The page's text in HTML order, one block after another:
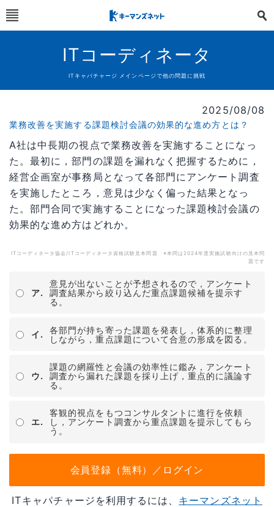
ITコーディネータ
ITキャパチャージ メインページで他の問題に挑戦
2025/08/08
業務改善を実施する課題検討会議の効果的な進め方とは？
A社は中長期の視点で業務改善を実施することになっ
た。最初に，部門の課題を漏れなく把握するために，
経営企画室が事務局となって各部門にアンケート調査
を実施したところ，意見は少なく偏った結果となっ
た。部門合同で実施することになった課題検討会議の
効果的な進め方はどれか。
ITコーディネータ協会/ITコーディネータ資格試験見本問題 ※本問は2024年度実施試験向けの見本問
題です
ア.
意見が出ないことが予想されるので，アンケート
調査結果から絞り込んだ重点課題候補を提示す
る。
イ.
各部門が持ち寄った課題を発表し，体系的に整理
しながら，重点課題について合意の形成を図る。
ウ.
課題の網羅性と会議の効率性に鑑み，アンケート
調査から漏れた課題を採り上げ，重点的に議論す
る。
エ.
客観的視点をもつコンサルタントに進行を依頼
し，アンケート調査から重点課題を提示してもら
う。
会員登録（無料）／ログイン
ITキャパチャージを利用するには、 キーマンズネット